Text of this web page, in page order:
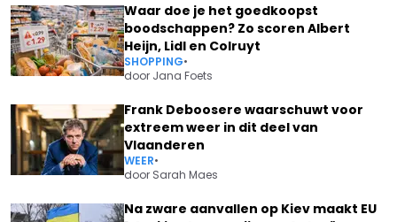
Waar doe je het goedkoopst
boodschappen? Zo scoren Albert
Heijn, Lidl en Colruyt
SHOPPING•
door Jana Foets
Frank Deboosere waarschuwt voor
extreem weer in dit deel van
Vlaanderen
WEER•
door Sarah Maes
Na zware aanvallen op Kiev maakt EU